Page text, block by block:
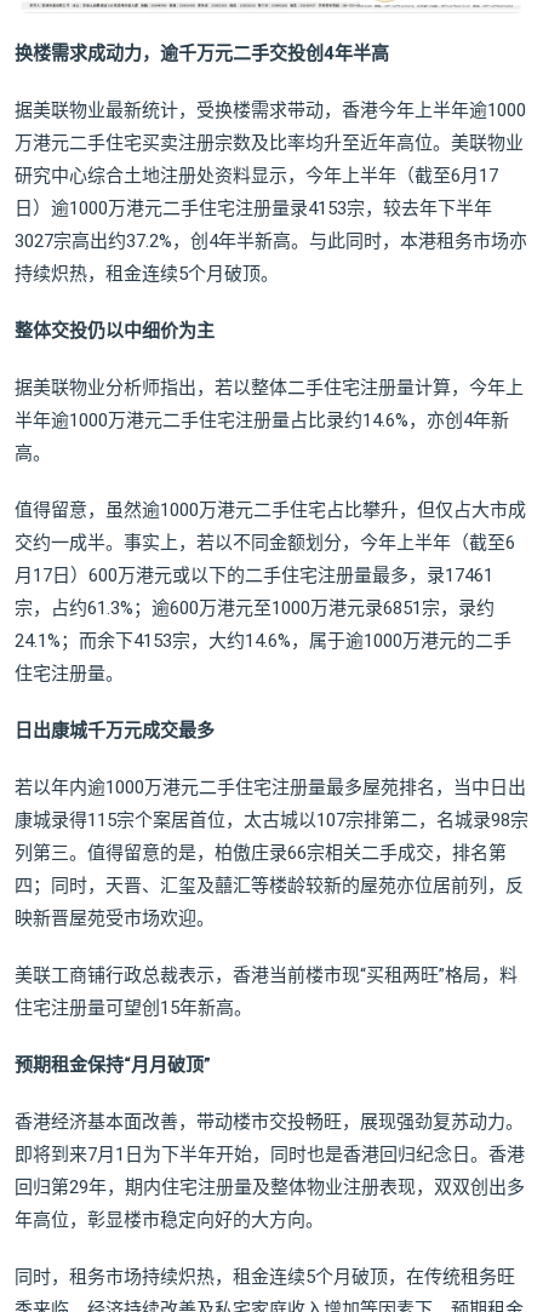
换楼需求成动力，逾千万元二手交投创4年半高
据美联物业最新统计，受换楼需求带动，香港今年上半年逾1000
万港元二手住宅买卖注册宗数及比率均升至近年高位。美联物业
研究中心综合土地注册处资料显示，今年上半年（截至6月17
日）逾1000万港元二手住宅注册量录4153宗，较去年下半年
3027宗高出约37.2%，创4年半新高。与此同时，本港租务市场亦
持续炽热，租金连续5个月破顶。
整体交投仍以中细价为主
据美联物业分析师指出，若以整体二手住宅注册量计算，今年上
半年逾1000万港元二手住宅注册量占比录约14.6%，亦创4年新
高。
值得留意，虽然逾1000万港元二手住宅占比攀升，但仅占大市成
交约一成半。事实上，若以不同金额划分，今年上半年（截至6
月17日）600万港元或以下的二手住宅注册量最多，录17461
宗，占约61.3%；逾600万港元至1000万港元录6851宗，录约
24.1%；而余下4153宗，大约14.6%，属于逾1000万港元的二手
住宅注册量。
日出康城千万元成交最多
若以年内逾1000万港元二手住宅注册量最多屋苑排名，当中日出
康城录得115宗个案居首位，太古城以107宗排第二，名城录98宗
列第三。值得留意的是，柏傲庄录66宗相关二手成交，排名第
四；同时，天晋、汇玺及囍汇等楼龄较新的屋苑亦位居前列，反
映新晋屋苑受市场欢迎。
美联工商铺行政总裁表示，香港当前楼市现“买租两旺”格局，料
住宅注册量可望创15年新高。
预期租金保持“月月破顶”
香港经济基本面改善，带动楼市交投畅旺，展现强劲复苏动力。
即将到来7月1日为下半年开始，同时也是香港回归纪念日。香港
回归第29年，期内住宅注册量及整体物业注册表现，双双创出多
年高位，彰显楼市稳定向好的大方向。
同时，租务市场持续炽热，租金连续5个月破顶，在传统租务旺